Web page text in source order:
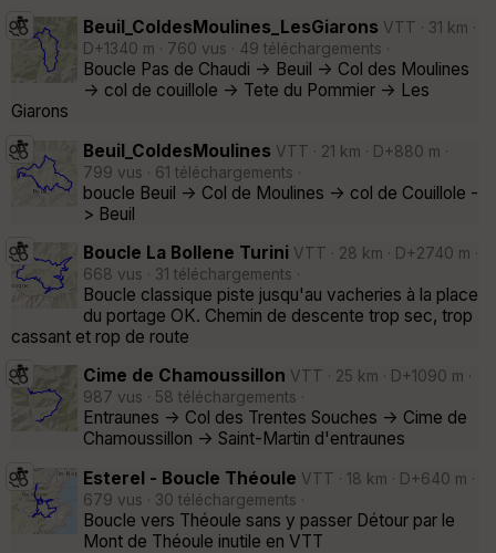
Beuil_ColdesMoulines_LesGiarons VTT · 31 km ·
D+1340 m · 760 vus · 49 téléchargements ·
Boucle Pas de Chaudi -> Beuil -> Col des Moulines
-> col de couillole -> Tete du Pommier -> Les
Giarons
Beuil_ColdesMoulines VTT · 21 km · D+880 m ·
799 vus · 61 téléchargements ·
boucle Beuil -> Col de Moulines -> col de Couillole -
> Beuil
Boucle La Bollene Turini VTT · 28 km · D+2740 m ·
668 vus · 31 téléchargements ·
Boucle classique piste jusqu'au vacheries à la place
du portage OK. Chemin de descente trop sec, trop
cassant et rop de route
Cime de Chamoussillon VTT · 25 km · D+1090 m ·
987 vus · 58 téléchargements ·
Entraunes -> Col des Trentes Souches -> Cime de
Chamoussillon -> Saint-Martin d'entraunes
Esterel - Boucle Théoule VTT · 18 km · D+640 m ·
679 vus · 30 téléchargements ·
Boucle vers Théoule sans y passer Détour par le
Mont de Théoule inutile en VTT